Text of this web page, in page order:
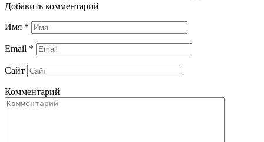
Добавить комментарий
Имя *
Email *
Сайт
Комментарий